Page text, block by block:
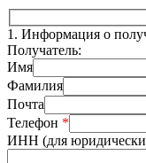
1. Информация о
Получатель:
Имя
Фамилия
Почта
Телефон *
ИНН (для